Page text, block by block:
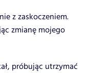
z zaskoczeniem.
zmianę mojego
próbując utrzymać